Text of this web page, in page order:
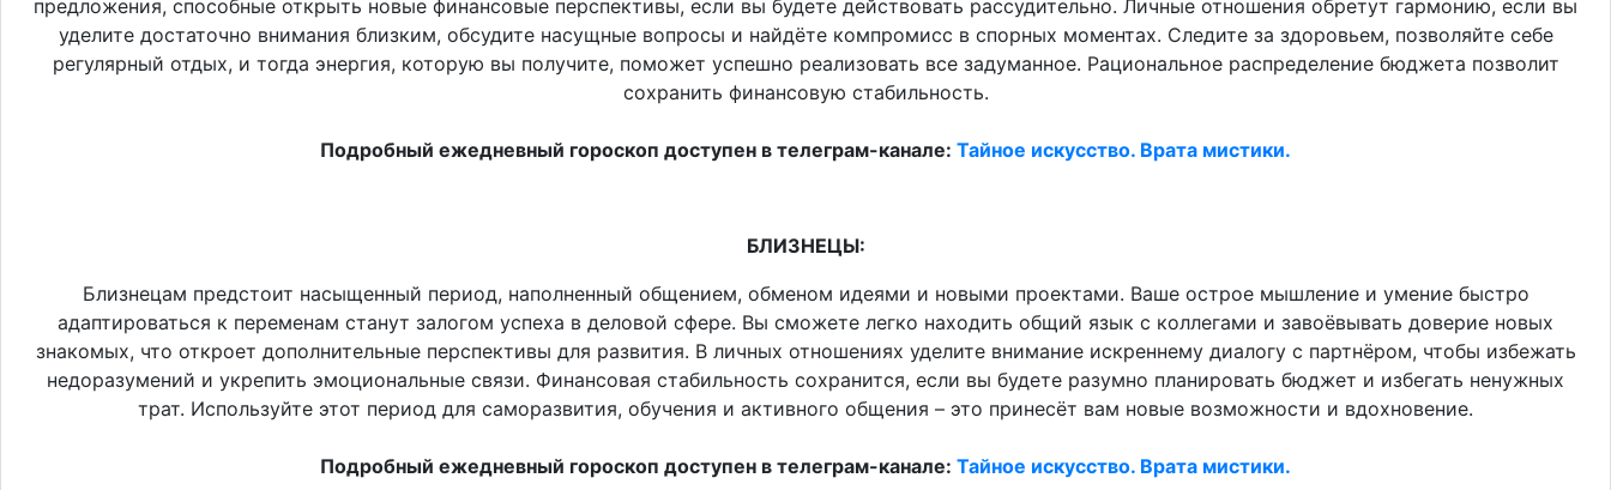
предложения, способные открыть новые финансовые перспективы, если вы будете действовать рассудительно. Личные отношения обретут гармонию, если вы
уделите достаточно внимания близким, обсудите насущные вопросы и найдёте компромисс в спорных моментах. Следите за здоровьем, позволяйте себе
регулярный отдых, и тогда энергия, которую вы получите, поможет успешно реализовать все задуманное. Рациональное распределение бюджета позволит
сохранить финансовую стабильность.
Подробный ежедневный гороскоп доступен в телеграм-канале: Тайное искусство. Врата мистики.
БЛИЗНЕЦЫ:
Близнецам предстоит насыщенный период, наполненный общением, обменом идеями и новыми проектами. Ваше острое мышление и умение быстро
адаптироваться к переменам станут залогом успеха в деловой сфере. Вы сможете легко находить общий язык с коллегами и завоёвывать доверие новых
знакомых, что откроет дополнительные перспективы для развития. В личных отношениях уделите внимание искреннему диалогу с партнёром, чтобы избежать
недоразумений и укрепить эмоциональные связи. Финансовая стабильность сохранится, если вы будете разумно планировать бюджет и избегать ненужных
трат. Используйте этот период для саморазвития, обучения и активного общения – это принесёт вам новые возможности и вдохновение.
Подробный ежедневный гороскоп доступен в телеграм-канале: Тайное искусство. Врата мистики.